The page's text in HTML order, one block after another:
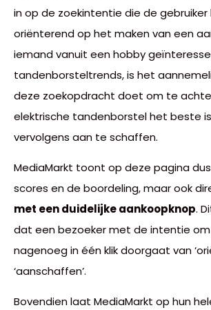
in op de zoekintentie die de gebruiker
oriënterend op het maken van een
iemand vanuit een hobby
tandenborsteltrends, is het
deze zoekopdracht doet om te
elektrische tandenborstel het beste
vervolgens aan te schaffen.
MediaMarkt toont op deze pagina
scores en de boordeling, maar ook
met een duidelijke aankoopknop.
dat een bezoeker met de intentie
nagenoeg in één klik doorgaat van
‘aanschaffen’.
Bovendien laat MediaMarkt op hun